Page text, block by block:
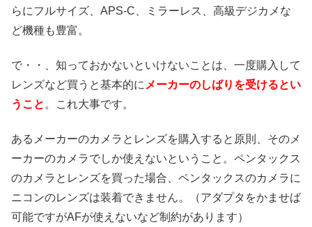
らにフルサイズ、APS-C、ミラーレス、高級デジカメな
ど機種も豊富。
で・・、知っておかないといけないことは、一度購入して
レンズなど買うと基本的に メーカーのしばりを受けるとい
うこと 。これ大事です。
あるメーカーのカメラとレンズを購入すると原則、そのメ
ーカーのカメラでしか使えないということ。ペンタックス
のカメラとレンズを買った場合、ペンタックスのカメラに
ニコンのレンズは装着できません。（アダプタをかませば
可能ですがAFが使えないなど制約があります）